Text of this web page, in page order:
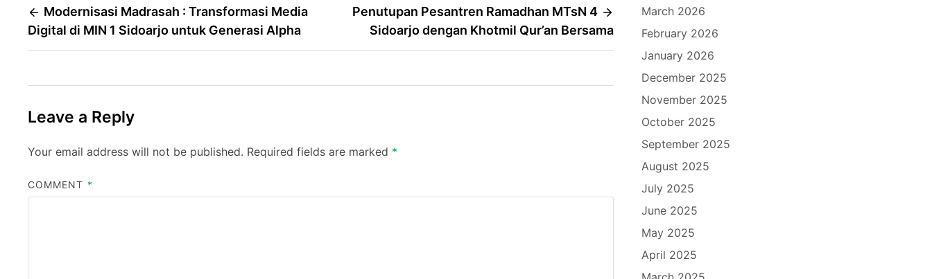
Post
navigation
Modernisasi Madrasah : Transformasi Media
Digital di MIN 1 Sidoarjo untuk Generasi Alpha
Penutupan Pesantren Ramadhan MTsN 4
Sidoarjo dengan Khotmil Qur’an Bersama
Leave a Reply
Your email address will not be published. Required fields are marked *
COMMENT *
March 2026
February 2026
January 2026
December 2025
November 2025
October 2025
September 2025
August 2025
July 2025
June 2025
May 2025
April 2025